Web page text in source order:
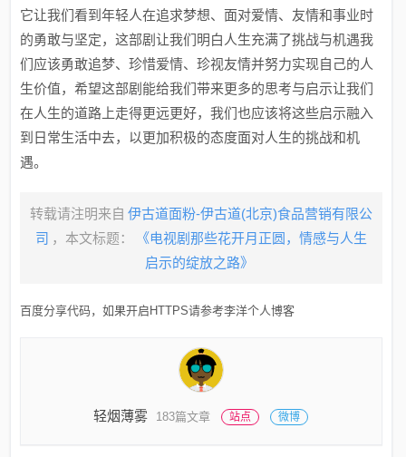
它让我们看到年轻人在追求梦想、面对爱情、友情和事业时
的勇敢与坚定，这部剧让我们明白人生充满了挑战与机遇我
们应该勇敢追梦、珍惜爱情、珍视友情并努力实现自己的人
生价值，希望这部剧能给我们带来更多的思考与启示让我们
在人生的道路上走得更远更好，我们也应该将这些启示融入
到日常生活中去，以更加积极的态度面对人生的挑战和机
遇。
转载请注明来自 伊古道面粉-伊古道(北京)食品营销有限公
司 ，本文标题：
《电视剧那些花开月正圆，情感与人生
启示的绽放之路》
百度分享代码，如果开启HTTPS请参考李洋个人博客
轻烟薄雾 183篇文章 站点 微博